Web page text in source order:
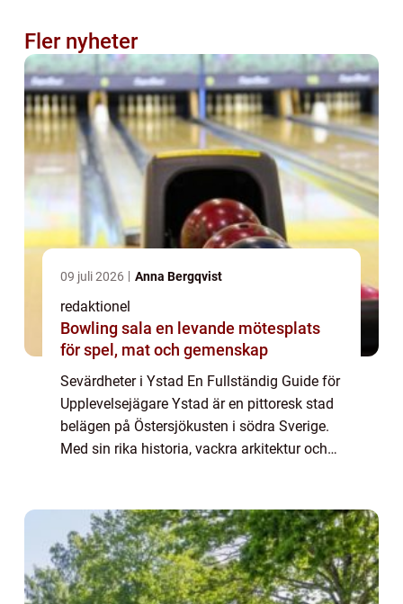
Fler nyheter
09 juli 2026 Anna Bergqvist
redaktionel
Bowling sala en levande mötesplats
för spel, mat och gemenskap
Sevärdheter i Ystad En Fullständig Guide för
Upplevelsejägare Ystad är en pittoresk stad
belägen på Östersjökusten i södra Sverige.
Med sin rika historia, vackra arkitektur och